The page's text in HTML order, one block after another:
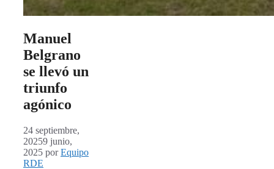
Manuel
Belgrano
se llevó un
triunfo
agónico
24 septiembre,
20259 junio,
2025 porEquipo
RDE